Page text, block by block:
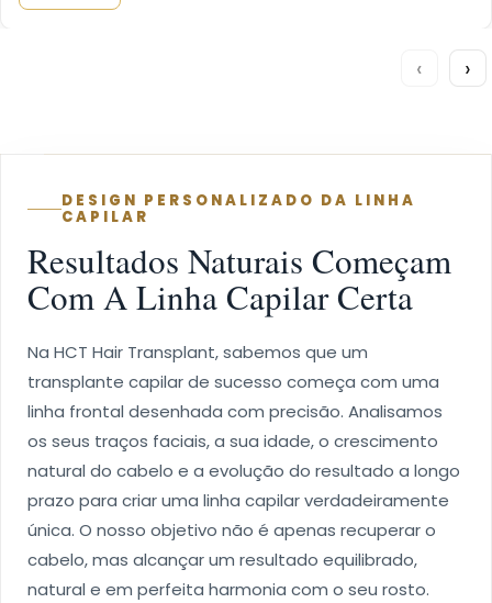
‹ ›
DESIGN PERSONALIZADO DA LINHA
CAPILAR
Resultados Naturais Começam
Com A Linha Capilar Certa
Na HCT Hair Transplant, sabemos que um
transplante capilar de sucesso começa com uma
linha frontal desenhada com precisão. Analisamos
os seus traços faciais, a sua idade, o crescimento
natural do cabelo e a evolução do resultado a longo
prazo para criar uma linha capilar verdadeiramente
única. O nosso objetivo não é apenas recuperar o
cabelo, mas alcançar um resultado equilibrado,
natural e em perfeita harmonia com o seu rosto.